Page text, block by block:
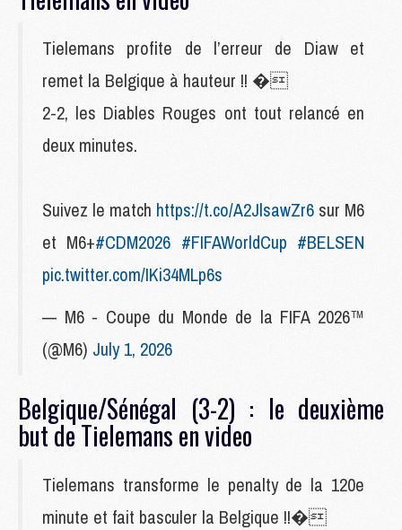
Tielemans profite de l’erreur de Diaw et
remet la Belgique à hauteur !! �
2-2, les Diables Rouges ont tout relancé en
deux minutes.
Suivez le match https://t.co/A2JlsawZr6 sur M6
et M6+#CDM2026 #FIFAWorldCup #BELSEN
pic.twitter.com/IKi34MLp6s
— M6 - Coupe du Monde de la FIFA 2026™
(@M6) July 1, 2026
Belgique/Sénégal (3-2) : le deuxième
but de Tielemans en video
Tielemans transforme le penalty de la 120e
minute et fait basculer la Belgique !!�